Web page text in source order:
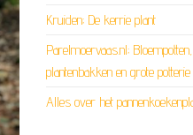
Kruiden; De kerrie plant
Parelmoervaas.nl;
plantenbakken en grote potterie
Alles over het